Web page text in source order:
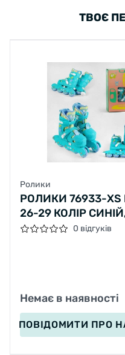
ТВОЄ
Ролики
РОЛИКИ 76933-XS
26-29 КОЛІР
PU, УСТІЛКА – 15-
0 відгуків
Немає в наявності
ПОВІДОМИТИ ПРО